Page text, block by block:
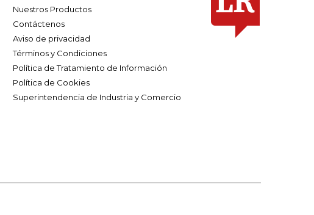
Nuestros Productos
Contáctenos
Aviso de privacidad
Términos y Condiciones
Política de Tratamiento de Información
Política de Cookies
Superintendencia de Industria y Comercio